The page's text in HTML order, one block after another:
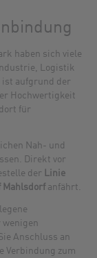
haben sich viele
Logistik
ist aufgrund der
Hochwertigkeit
für
Nah- und
Direkt vor
der Linie
Mahlsdorf anfährt.
Anschluss an
Verbindung zum